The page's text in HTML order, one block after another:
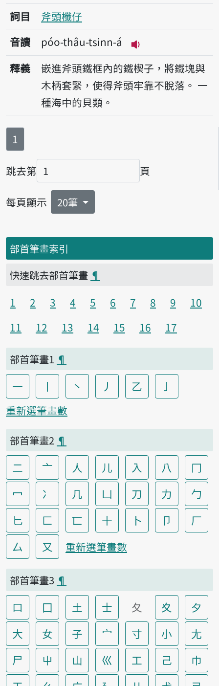
詞目
斧頭櫼仔
音讀
póo-thâu-tsinn-á
播放音讀póo-
釋義
嵌進斧頭鐵框內的鐵楔子，將鐵塊與
木柄套緊，使得斧頭牢靠不脫落。 一
種海中的貝類。
第
1
跳去第
頁碼
頁
每頁顯示 20筆
部首筆畫索引
快速跳去部首筆畫 ¶
1
2 3 4 5 6 7 8 9
10
11
12 13 14 15 16 17
部首筆畫1 ¶
一 丨 丶 丿 乙 亅
重新選筆畫數
部首筆畫2 ¶
二 亠 人 儿 入 八
冂
冖
冫 几 凵 刀 力
勹
匕
匚 匸 十 卜 卩
厂
厶
又 重新選筆畫數
部首筆畫3 ¶
口 囗 土 士 夂 夊
夕
大
女 子 宀 寸 小
尢
尸
屮 山 巛 工 己
巾